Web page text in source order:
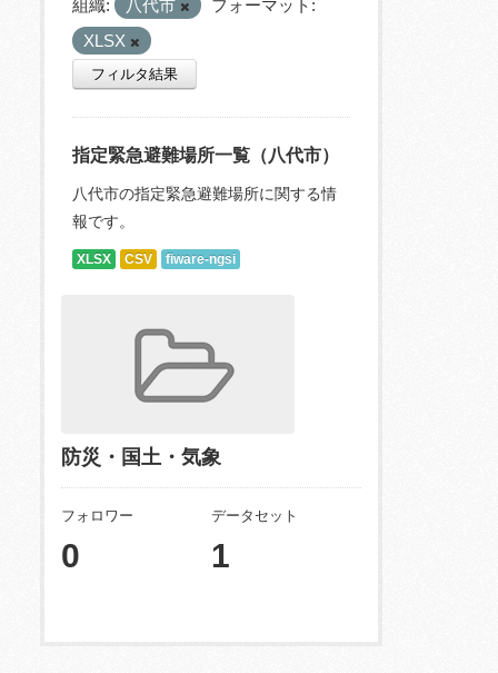
組織: 八代市
フォーマット:
XLSX
フィルタ結果
指定緊急避難場所一覧（八代市）
八代市の指定緊急避難場所に関する情
報です。
XLSX CSV fiware-ngsi
防災・国土・気象
フォロワー
0
データセット
1